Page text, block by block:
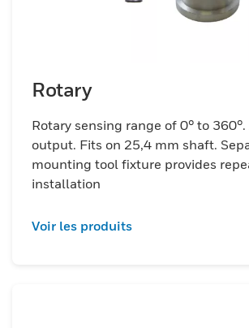
Rotary
Rotary sensing range of 0° to
output. Fits on 25,4 mm shaft.
mounting tool fixture provides
installation
Voir les produits